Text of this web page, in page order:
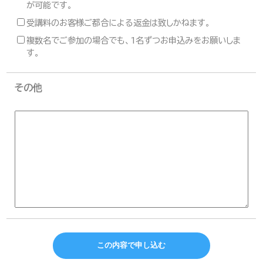
が可能です。
受講料のお客様ご都合による返金は致しかねます。
複数名でご参加の場合でも、1名ずつお申込みをお願いしま
す。
その他